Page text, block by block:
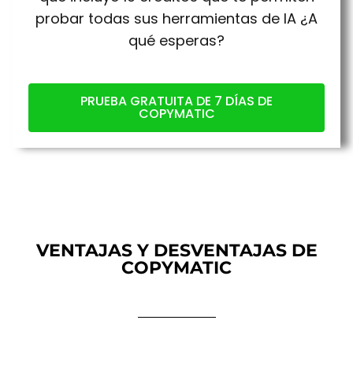
probar todas sus herramientas de IA ¿A
qué esperas?
PRUEBA GRATUITA DE 7 DÍAS DE
COPYMATIC
VENTAJAS Y DESVENTAJAS DE
COPYMATIC